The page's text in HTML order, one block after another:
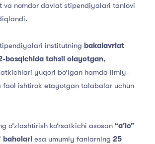
va nomdor davlat stipendiyalari tanlovi
institutning bakalavriat
bosqichida tahsil olayotgan,
yuqori bo‘lgan hamda ilmiy-
ishtirok etayotgan talabalar uchun
o‘zlashtirish ko‘rsatkichi asosan “a’lo”
baholari esa umumiy fanlarning 25